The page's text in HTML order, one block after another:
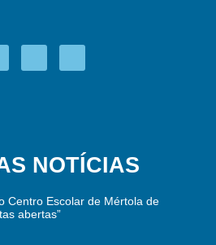
NOTÍCIAS
Centro Escolar de Mértola de
abertas”